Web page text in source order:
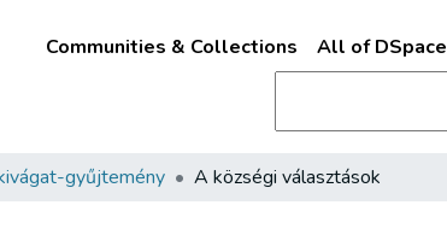
Communities & Collections All of DSpace
gyűjtemény A községi választások